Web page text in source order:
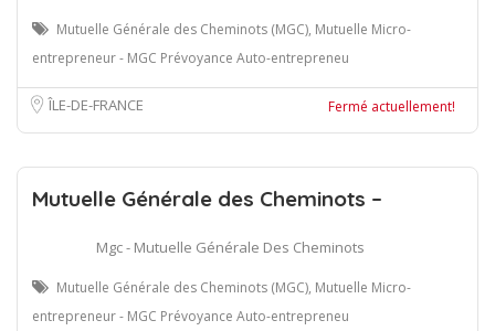
Mutuelle Générale des Cheminots (MGC), Mutuelle Micro-
entrepreneur - MGC Prévoyance Auto-entrepreneu
ÎLE-DE-FRANCE Fermé actuellement!
Mutuelle Générale des Cheminots –
Mgc - Mutuelle Générale Des Cheminots
Mutuelle Générale des Cheminots (MGC), Mutuelle Micro-
entrepreneur - MGC Prévoyance Auto-entrepreneu